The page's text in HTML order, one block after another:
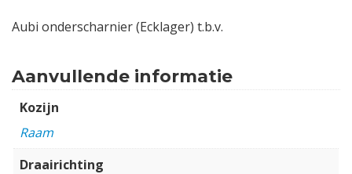
Aubi onderscharnier (Ecklager) t.b.v.
Aanvullende informatie
Kozijn
Raam
Draairichting